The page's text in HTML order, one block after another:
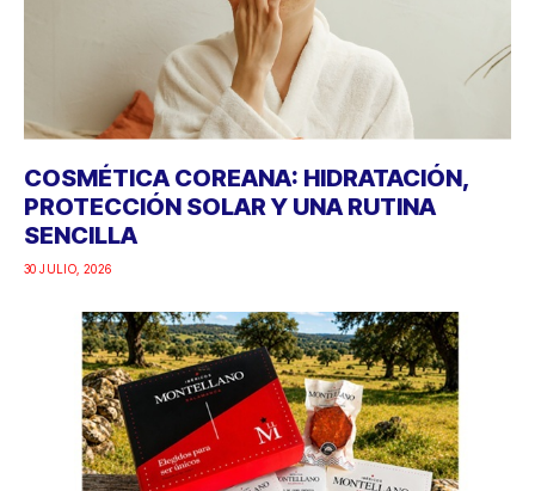
COSMÉTICA COREANA: HIDRATACIÓN,
PROTECCIÓN SOLAR Y UNA RUTINA
SENCILLA
30 JULIO, 2026